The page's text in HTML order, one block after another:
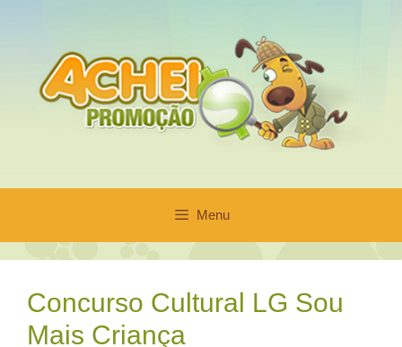
conteúdo
Menu
Concurso Cultural LG Sou
Mais Criança